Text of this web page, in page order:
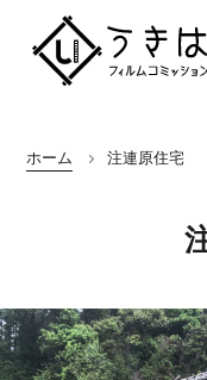
ロ
エ
ホーム 注連原住宅